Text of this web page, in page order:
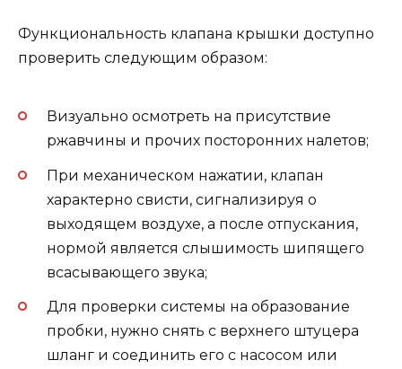
Функциональность клапана крышки доступно
проверить следующим образом:
Визуально осмотреть на присутствие
ржавчины и прочих посторонних налетов;
При механическом нажатии, клапан
характерно свисти, сигнализируя о
выходящем воздухе, а после отпускания,
нормой является слышимость шипящего
всасывающего звука;
Для проверки системы на образование
пробки, нужно снять с верхнего штуцера
шланг и соединить его с насосом или